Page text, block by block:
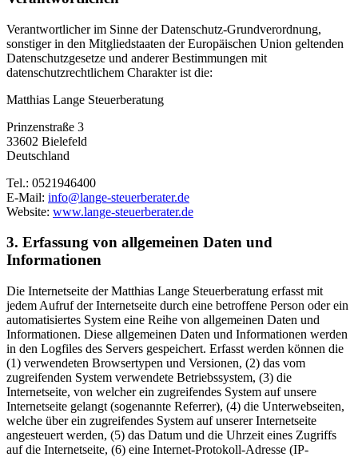
Verantwortlicher im Sinne der Datenschutz-Grundverordnung,
sonstiger in den Mitgliedstaaten der Europäischen Union geltenden
Datenschutzgesetze und anderer Bestimmungen mit
datenschutzrechtlichem Charakter ist die:
Matthias Lange Steuerberatung
Prinzenstraße 3
33602 Bielefeld
Deutschland
Tel.: 0521946400
E-Mail: info@lange-steuerberater.de
Website: www.lange-steuerberater.de
3. Erfassung von allgemeinen Daten und
Informationen
Die Internetseite der Matthias Lange Steuerberatung erfasst mit
jedem Aufruf der Internetseite durch eine betroffene Person oder ein
automatisiertes System eine Reihe von allgemeinen Daten und
Informationen. Diese allgemeinen Daten und Informationen werden
in den Logfiles des Servers gespeichert. Erfasst werden können die
(1) verwendeten Browsertypen und Versionen, (2) das vom
zugreifenden System verwendete Betriebssystem, (3) die
Internetseite, von welcher ein zugreifendes System auf unsere
Internetseite gelangt (sogenannte Referrer), (4) die Unterwebseiten,
welche über ein zugreifendes System auf unserer Internetseite
angesteuert werden, (5) das Datum und die Uhrzeit eines Zugriffs
auf die Internetseite, (6) eine Internet-Protokoll-Adresse (IP-